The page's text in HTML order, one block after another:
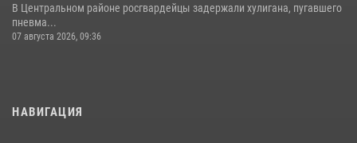
В Центральном районе росгвардейцы задержали хулигана, пугавшего
пневма...
07 августа 2026, 09:36
НАВИГАЦИЯ